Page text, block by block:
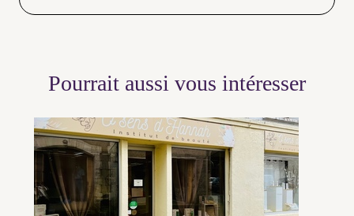
Pourrait aussi vous intéresser